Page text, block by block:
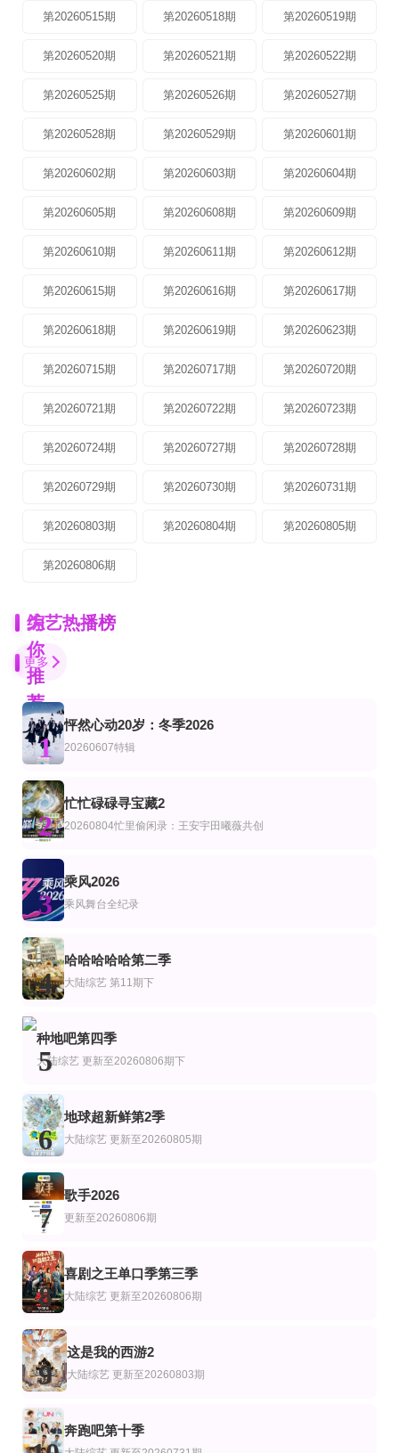
第20260515期 第20260518期 第20260519期
第20260520期 第20260521期 第20260522期
第20260525期 第20260526期 第20260527期
第20260528期 第20260529期 第20260601期
第20260602期 第20260603期 第20260604期
第20260605期 第20260608期 第20260609期
第20260610期 第20260611期 第20260612期
第20260615期 第20260616期 第20260617期
第20260618期 第20260619期 第20260623期
第20260715期 第20260717期 第20260720期
第20260721期 第20260722期 第20260723期
第20260724期 第20260727期 第20260728期
第20260729期 第20260730期 第20260731期
第20260803期 第20260804期 第20260805期
第20260806期
为
你
推
荐
第4期
怦怦一夏·长隆站
第13期
Stand Bi Me
易烊千玺老歌新唱
​2025抖音美好奇妙夜​
第4集
孤单又灿烂的神，鬼怪十周年特辑
孔刘,金高银,李栋旭
第1期
白鹿拾光音乐会
第20260731期
花少世界树奇遇派对
驶向她的春天
荒野独居第13季
中餐厅·南洋拾光季独家直拍
黄晓明 王俊凯 昆凌 姜妍 靳梦佳 张雅琪 林述巍
更新第32集
美国达人第六季
卡丹·罗凯特
更新至20260715第30期
开播吧！青春采销2026
杜华,马天宇,柳岩
第1期
风向中
热浪之外2026
心动双重奏
姐姐快醒醒
刘恋 朱洁静
综艺热播榜
更多
1
怦然心动20岁：冬季2026
20260607特辑
2
忙忙碌碌寻宝藏2
20260804忙里偷闲录：王安宇田曦薇共创
3
乘风2026
乘风舞台全纪录
4
哈哈哈哈哈第二季
大陆综艺 第11期下
5
种地吧第四季
大陆综艺 更新至20260806期下
6
地球超新鲜第2季
大陆综艺 更新至20260805期
7
歌手2026
更新至20260806期
8
喜剧之王单口季第三季
大陆综艺 更新至20260806期
9
这是我的西游2
大陆综艺 更新至20260803期
奔跑吧第十季